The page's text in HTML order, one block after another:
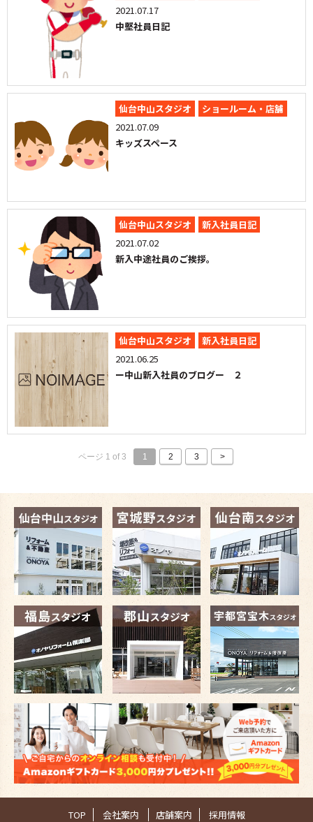
2021.07.17
中堅社員日記
仙台中山スタジオ
ショールーム・店舗
2021.07.09
キッズスペース
仙台中山スタジオ
新入社員日記
2021.07.02
新入中途社員のご挨拶。
仙台中山スタジオ
新入社員日記
2021.06.25
ー中山新入社員のブログー ２
ページ 1 of 3 1 2 3 >
TOP 会社案内 店舗案内 採用情報